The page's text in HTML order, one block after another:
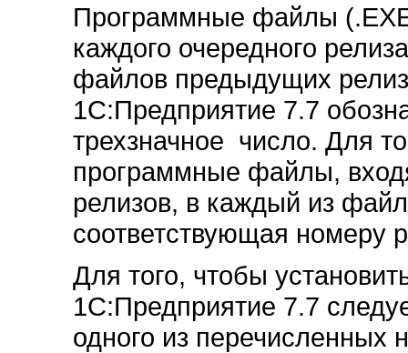
Программные файлы
каждого очередного
файлов предыдущих
1С:Предприятие 7.7
трехзначное число. Для
программные файлы,
релизов, в каждый из
соответствующая номеру
Для того, чтобы
1C:Предприятие 7.7
одного из перечисленных